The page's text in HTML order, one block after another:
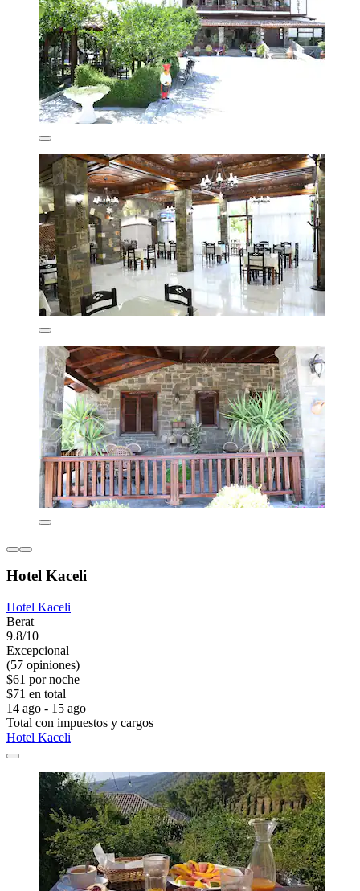
Hotel Kaceli
Hotel Kaceli
Berat
9.8/10
Excepcional
(57 opiniones)
$61 por noche
$71 en total
14 ago - 15 ago
Total con impuestos y cargos
Hotel Kaceli